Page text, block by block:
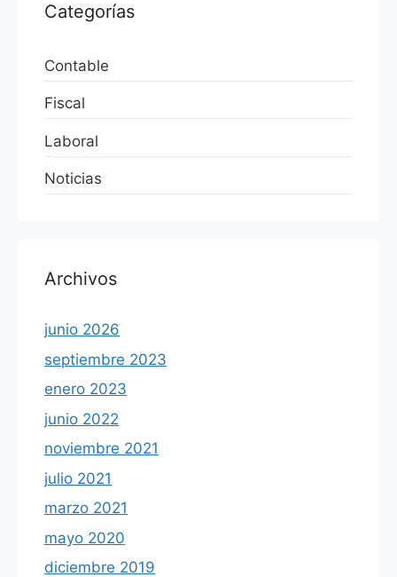
Categorías
Contable
Fiscal
Laboral
Noticias
Archivos
junio 2026
septiembre 2023
enero 2023
junio 2022
noviembre 2021
julio 2021
marzo 2021
mayo 2020
diciembre 2019